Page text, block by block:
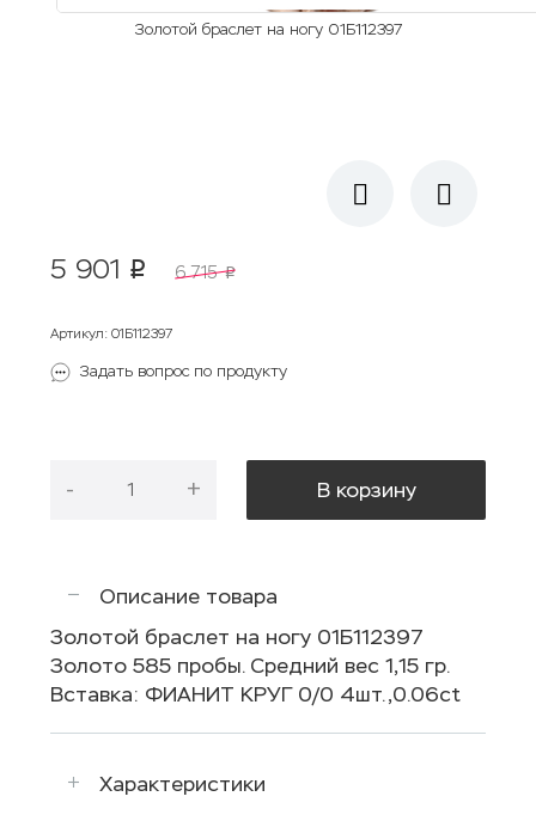
Золотой браслет на ногу 01Б112397
5 901 p 6 715 p
Артикул: 01Б112397
Задать вопрос по продукту
- + В корзину
Описание товара
Золотой браслет на ногу 01Б112397
Золото 585 пробы. Средний вес 1,15 гр.
Вставка: ФИАНИТ КРУГ 0/0 4шт.,0.06ct
Характеристики